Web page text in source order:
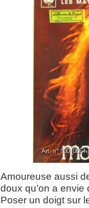
Amoureuse aussi
doux qu’on a
Poser un doigt sur